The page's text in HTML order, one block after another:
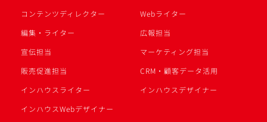
コンテンツディレクター
Webライター
編集・ライター
広報担当
宣伝担当
マーケティング担当
販売促進担当
CRM・顧客データ活用
インハウスライター
インハウスデザイナー
インハウスWebデザイナー